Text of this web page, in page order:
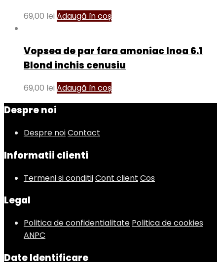
69,00 lei Adaugă în coș
Vopsea de par fara amoniac Inoa 6.1
Blond inchis cenusiu
69,00 lei Adaugă în coș
Despre noi
Despre noiContact
Informatii clienti
Termeni si conditiiCont client Cos
Legal
Politica de confidentialitate Politica de cookies
ANPC
Date Identificare